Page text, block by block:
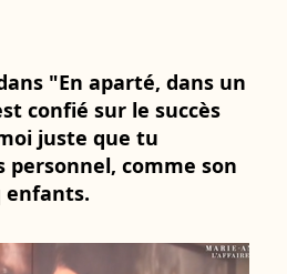
"En aparté, dans un
confié sur le succès
juste que tu
personnel, comme son
enfants.